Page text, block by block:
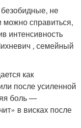
не
справиться,
интенсивность
, семейный
как
после усиленной
боль —
в висках после